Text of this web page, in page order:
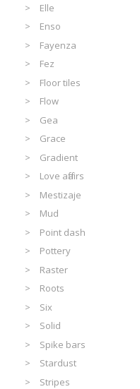
Elle
Enso
Fayenza
Fez
Floor tiles
Flow
Gea
Grace
Gradient
Love affairs
Mestizaje
Mud
Point dash
Pottery
Raster
Roots
Six
Solid
Spike bars
Stardust
Stripes